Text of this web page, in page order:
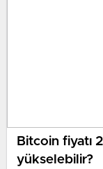
Bitcoin fiyatı
yükselebilir?